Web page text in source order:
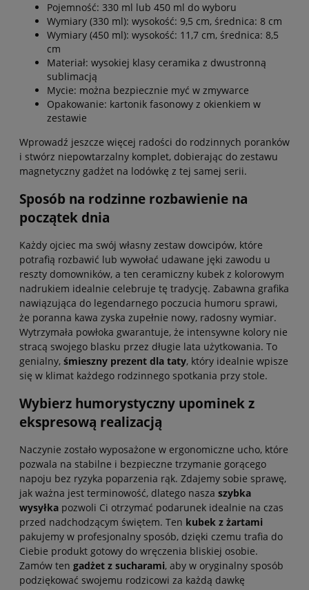
Pojemność: 330 ml lub 450 ml do wyboru
Wymiary (330 ml): wysokość: 9,5 cm, średnica: 8 cm
Wymiary (450 ml): wysokość: 11,7 cm, średnica: 8,5
cm
Materiał: wysokiej klasy ceramika z dwustronną
sublimacją
Mycie: można bezpiecznie myć w zmywarce
Opakowanie: kartonik fasonowy z okienkiem w
zestawie
Wprowadź jeszcze więcej radości do rodzinnych poranków
i stwórz niepowtarzalny komplet, dobierając do zestawu
magnetyczny gadżet na lodówkę z tej samej serii.
Sposób na rodzinne rozbawienie na
początek dnia
Każdy ojciec ma swój własny zestaw dowcipów, które
potrafią rozbawić lub wywołać udawane jęki zawodu u
reszty domowników, a ten ceramiczny kubek z kolorowym
nadrukiem idealnie celebruje tę tradycję. Zabawna grafika
nawiązująca do legendarnego poczucia humoru sprawi,
że poranna kawa zyska zupełnie nowy, radosny wymiar.
Wytrzymała powłoka gwarantuje, że intensywne kolory nie
stracą swojego blasku przez długie lata użytkowania. To
genialny, śmieszny prezent dla taty, który idealnie wpisze
się w klimat każdego rodzinnego spotkania przy stole.
Wybierz humorystyczny upominek z
ekspresową realizacją
Naczynie zostało wyposażone w ergonomiczne ucho, które
pozwala na stabilne i bezpieczne trzymanie gorącego
napoju bez ryzyka poparzenia rąk. Zdajemy sobie sprawę,
jak ważna jest terminowość, dlatego nasza szybka
wysyłka pozwoli Ci otrzymać podarunek idealnie na czas
przed nadchodzącym świętem. Ten kubek z żartami
pakujemy w profesjonalny sposób, dzięki czemu trafia do
Ciebie produkt gotowy do wręczenia bliskiej osobie.
Zamów ten gadżet z sucharami, aby w oryginalny sposób
podziękować swojemu rodzicowi za każdą dawkę